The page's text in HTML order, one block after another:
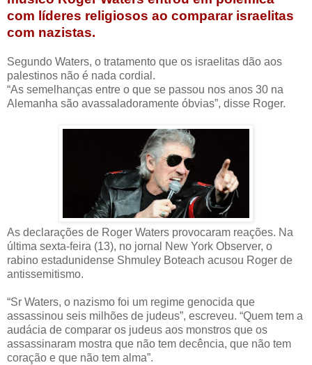
com líderes religiosos ao comparar israelitas
com nazistas.
Segundo Waters, o tratamento que os israelitas dão aos
palestinos não é nada cordial.
“As semelhanças entre o que se passou nos anos 30 na
Alemanha são avassaladoramente óbvias”, disse Roger.
As declarações de Roger Waters provocaram reações. Na
última sexta-feira (13), no jornal New York Observer, o
rabino estadunidense Shmuley Boteach acusou Roger de
antissemitismo.
“Sr Waters, o nazismo foi um regime genocida que
assassinou seis milhões de judeus”, escreveu. “Quem tem a
audácia de comparar os judeus aos monstros que os
assassinaram mostra que não tem decência, que não tem
coração e que não tem alma”.